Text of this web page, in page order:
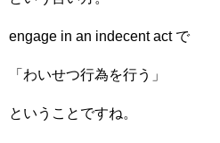
engage in an indecent act で
「わいせつ行為を行う」
ということですね。